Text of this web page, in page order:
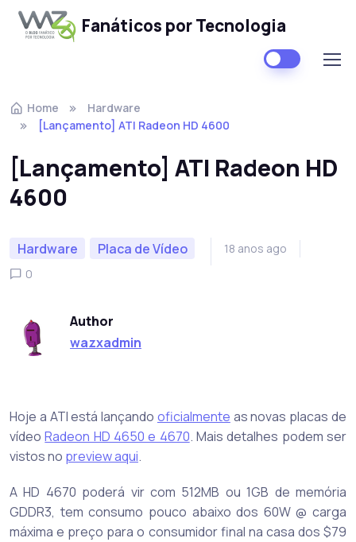
Fanáticos por Tecnologia
Home
Hardware
[Lançamento] ATI Radeon HD 4600
[Lançamento] ATI Radeon HD
4600
Hardware Placa de Vídeo
18 anos ago
0
Author
wazxadmin
Hoje a ATI está lançando oficialmente as novas placas de
vídeoRadeon HD 4650 e 4670. Mais detalhes podem ser
vistos no preview aqui.
A HD 4670 poderá vir com 512MB ou 1GB de memória
GDDR3, tem consumo pouco abaixo dos 60W @ carga
máxima e preço para o consumidor final na casa dos $79